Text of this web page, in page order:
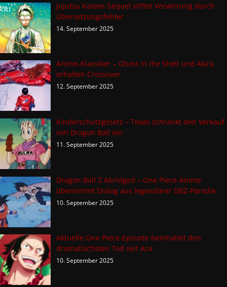
Jujutsu Kaisen-Sequel stiftet Verwirrung durch
Übersetzungsfehler
14. September 2025
Anime-Klassiker – Ghost in the Shell und Akira
erhalten Crossover
12. September 2025
Kinderschutzgesetz – Texas schränkt den Verkauf
von Dragon Ball ein
11. September 2025
Dragon Ball Z Abridged – One Piece-Anime
übernimmt Dialog aus legendärer DBZ-Parodie
10. September 2025
Aktuelle One Piece-Episode beinhaltet den
dramatischsten Tod seit Ace
10. September 2025